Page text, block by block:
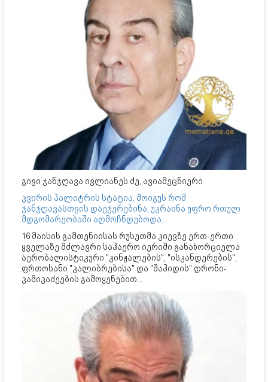
გივი ჯანჯღავა ივლიანეს ძე, ავიამეცნიერი
კვირის პალიტრის სტატია, შოიგუს რომ
ჯანჯღავასთვის დაეჯერებინა, უკრაინა უფრო რთულ
მდგომარეობაში აღმოჩნდებოდა...
16 მაისის გამთენიისას რუსეთმა კიევზე ერთ-ერთი
ყველაზე მძლავრი საჰაერო იერიში განახორციელა
აერობალისტიკური "კინჟალების", "ისკანდერების",
ფრთოსანი "კალიბრებისა" და "შაჰიდის" დრონი-
კამიკაძეების გამოყენებით...